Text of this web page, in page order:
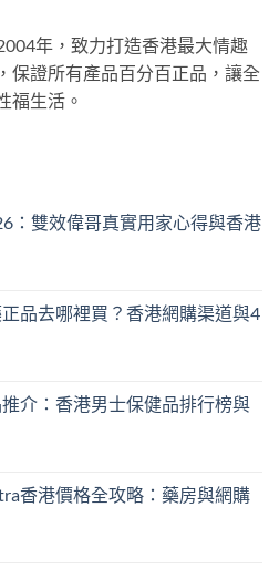
年，致力打造香港最大情趣
保證所有產品百分百正品，讓全
福生活。
：雙效偉哥真實用家心得與香港
品去哪裡買？香港網購渠道與4
介：香港男士保健品排行榜與
香港價格全攻略：藥房與網購